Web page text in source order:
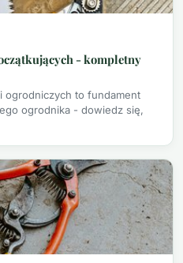
- kompletny
ogrodniczych to fundament
ogrodnika - dowiedz się,